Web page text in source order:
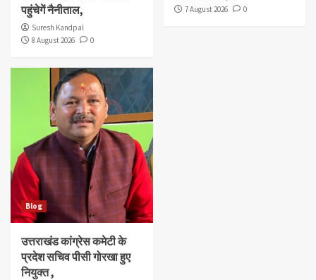
पहुंचेगें नैनीताल,
Suresh Kandpal
8 August 2026
0
7 August 2026
0
Blog
उत्तराखंड कांग्रेस कमेटी के
प्रदेश सचिव पीसी गोरखा हुए
नियुक्त ,